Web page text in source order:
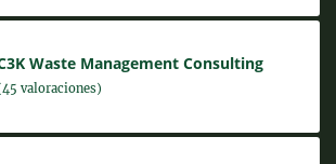
Waste Management Consulting
valoraciones)